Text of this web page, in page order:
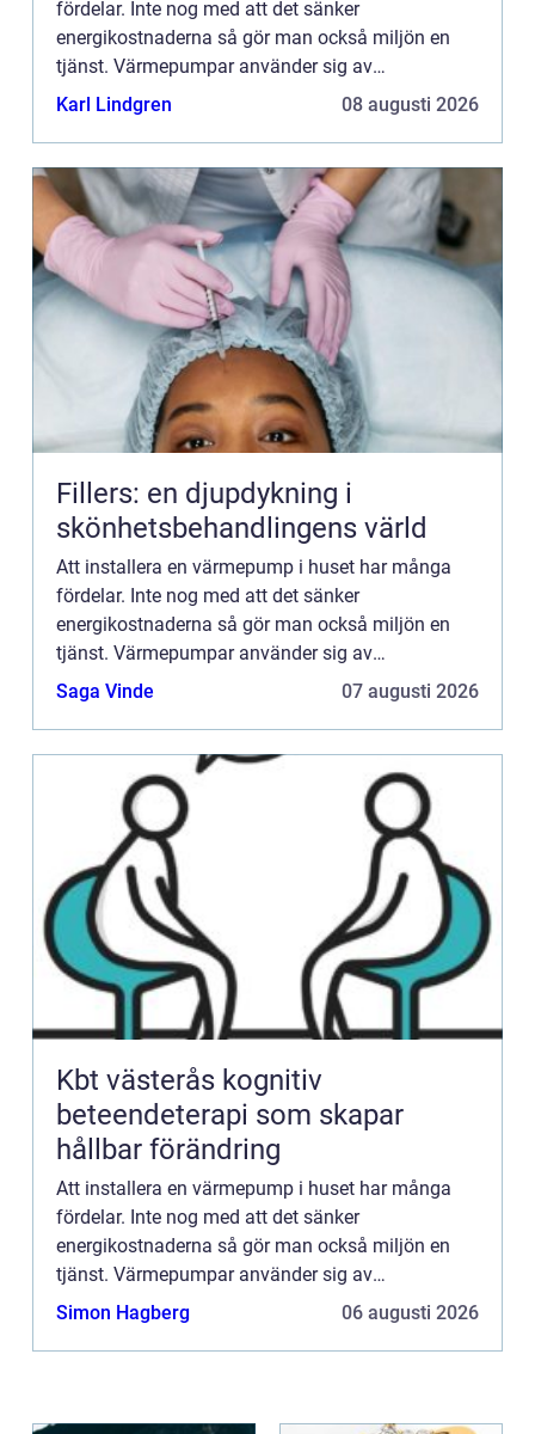
fördelar. Inte nog med att det sänker
energikostnaderna så gör man också miljön en
tjänst. Värmepumpar använder sig av
förnyelsebara energikällor som den hämtar ur
Karl Lindgren 08 augusti 2026
Fillers: en djupdykning i
skönhetsbehandlingens värld
Att installera en värmepump i huset har många
fördelar. Inte nog med att det sänker
energikostnaderna så gör man också miljön en
tjänst. Värmepumpar använder sig av
förnyelsebara energikällor som den hämtar ur
Saga Vinde 07 augusti 2026
Kbt västerås kognitiv
beteendeterapi som skapar
hållbar förändring
Att installera en värmepump i huset har många
fördelar. Inte nog med att det sänker
energikostnaderna så gör man också miljön en
tjänst. Värmepumpar använder sig av
förnyelsebara energikällor som den hämtar ur
Simon Hagberg 06 augusti 2026